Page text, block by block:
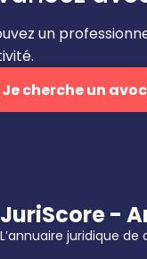
un
Je cherche un
JuriScore -
L’annuaire juridique de